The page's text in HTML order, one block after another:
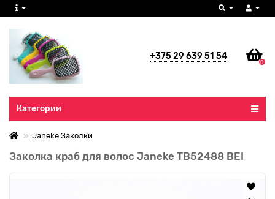
+375 29 639 51 54
0
Все категории
Категории
Janeke Заколки
Заколка краб для волос Janeke TB52488 BEI